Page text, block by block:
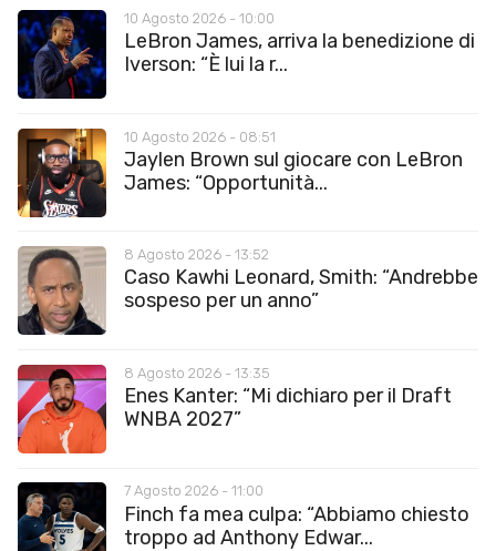
10 Agosto 2026 - 10:00
LeBron James, arriva la benedizione di
Iverson: “È lui la r...
10 Agosto 2026 - 08:51
Jaylen Brown sul giocare con LeBron
James: “Opportunità...
8 Agosto 2026 - 13:52
Caso Kawhi Leonard, Smith: “Andrebbe
sospeso per un anno”
8 Agosto 2026 - 13:35
Enes Kanter: “Mi dichiaro per il Draft
WNBA 2027”
7 Agosto 2026 - 11:00
Finch fa mea culpa: “Abbiamo chiesto
troppo ad Anthony Edwar...